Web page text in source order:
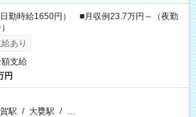
日勤時給1650円） ■月収例23.7万円～（夜勤
あり
支給
円
駅 / 大甕駅 / …